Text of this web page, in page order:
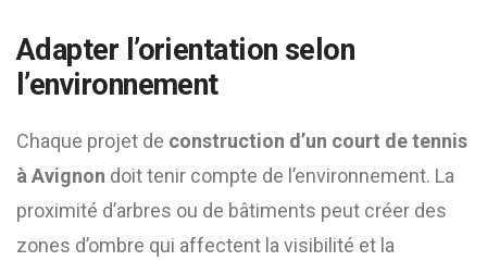
Adapter l’orientation selon
l’environnement
Chaque projet de construction d’un court de tennis
à Avignon doit tenir compte de l’environnement. La
proximité d’arbres ou de bâtiments peut créer des
zones d’ombre qui affectent la visibilité et la